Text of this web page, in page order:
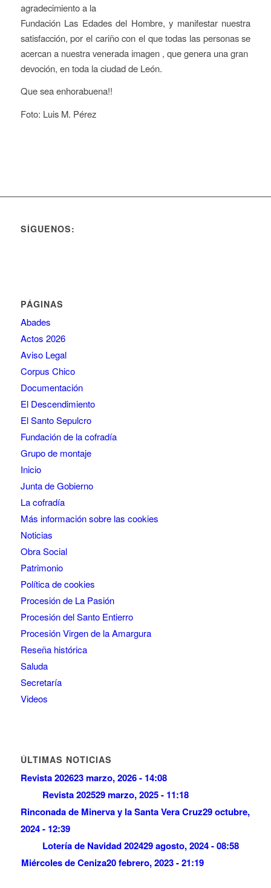
agradecimiento a la
Fundación Las Edades del Hombre, y manifestar nuestra
satisfacción, por el cariño con el que todas las personas se
acercan a nuestra venerada imagen , que genera una gran
devoción, en toda la ciudad de León.
Que sea enhorabuena!!
Foto: Luis M. Pérez
SÍGUENOS:
PÁGINAS
Abades
Actos 2026
Aviso Legal
Corpus Chico
Documentación
El Descendimiento
El Santo Sepulcro
Fundación de la cofradía
Grupo de montaje
Inicio
Junta de Gobierno
La cofradía
Más información sobre las cookies
Noticias
Obra Social
Patrimonio
Política de cookies
Procesión de La Pasión
Procesión del Santo Entierro
Procesión Virgen de la Amargura
Reseña histórica
Saluda
Secretaría
Videos
ÚLTIMAS NOTICIAS
Revista 202623 marzo, 2026 - 14:08
Revista 202529 marzo, 2025 - 11:18
Rinconada de Minerva y la Santa Vera Cruz29 octubre,
2024 - 12:39
Lotería de Navidad 202429 agosto, 2024 - 08:58
Miércoles de Ceniza20 febrero, 2023 - 21:19